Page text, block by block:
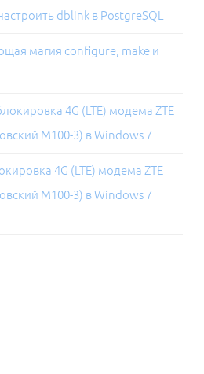
dblink в PostgreSQL
магия configure, make и
4G (LTE) модема ZTE
M100-3) в Windows 7
4G (LTE) модема ZTE
M100-3) в Windows 7